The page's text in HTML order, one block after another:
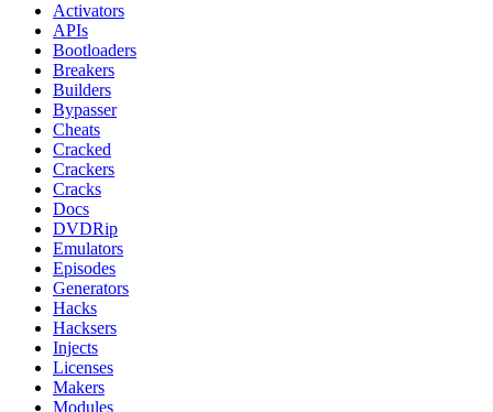
Activators
APIs
Bootloaders
Breakers
Builders
Bypasser
Cheats
Cracked
Crackers
Cracks
Docs
DVDRip
Emulators
Episodes
Generators
Hacks
Hacksers
Injects
Licenses
Makers
Modules